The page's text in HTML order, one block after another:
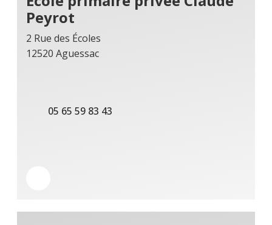
Peyrot
2 Rue des Écoles
12520 Aguessac
05 65 59 83 43